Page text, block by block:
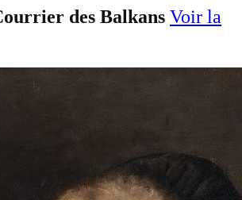
des Balkans Voir la